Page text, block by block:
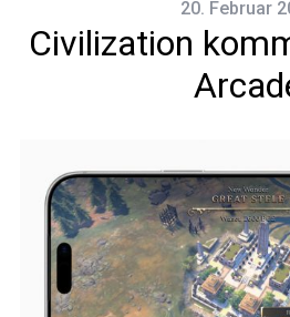
20. Februar
Civilization